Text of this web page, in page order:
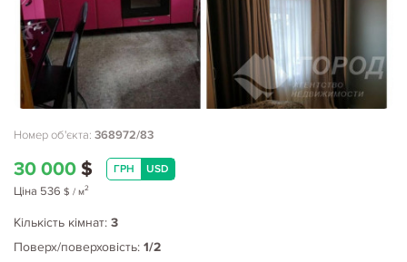
Номер об'єкта: 368972/83
30 000 $ ГРН USD
Ціна 536 $ / м2
Кількість кімнат: 3
Поверх/поверховість: 1/2